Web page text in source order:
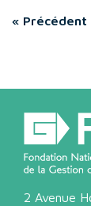
« Précédent
2 Avenue